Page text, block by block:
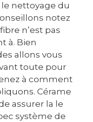
nettoyage du
notez
n’est pas
à. Bien
allons vous
toute pour
à comment
Cérame
assurer la le
système de